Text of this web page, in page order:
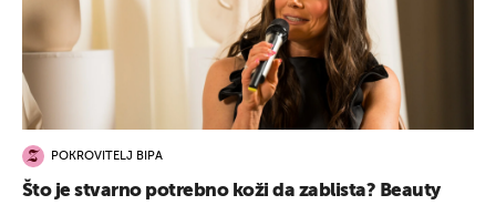
POKROVITELJ BIPA
Što je stvarno potrebno koži da zablista? Beauty